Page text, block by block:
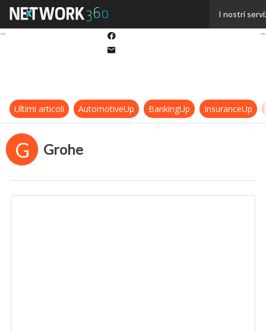
I nostri
Ultimi articoli AutomotiveUp BankingUp InsuranceUp
G Grohe